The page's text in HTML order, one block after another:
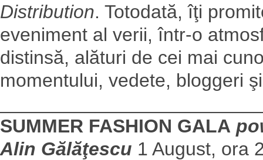
Distribution. Totodată, îţi
eveniment al verii, într-o
distinsă, alături de cei mai
momentului, vedete, bloggeri
SUMMER FASHION GALA
Alin Gălăţescu 1 August, ora